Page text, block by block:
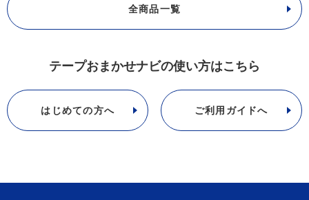
全商品一覧
テープおまかせナビの使い方はこちら
はじめての方へ ご利用ガイドへ